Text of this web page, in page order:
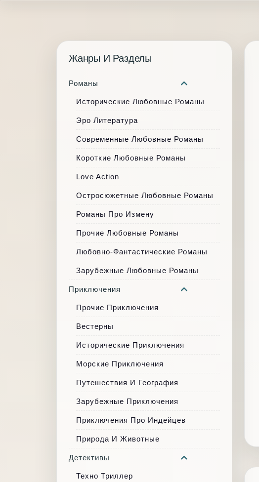
Жанры И Разделы
Романы
Исторические Любовные Романы
Эро Литература
Современные Любовные Романы
Короткие Любовные Романы
Love Action
Остросюжетные Любовные Романы
Романы Про Измену
Прочие Любовные Романы
Любовно-Фантастические Романы
Зарубежные Любовные Романы
Приключения
Прочие Приключения
Вестерны
Исторические Приключения
Морские Приключения
Путешествия И География
Зарубежные Приключения
Приключения Про Индейцев
Природа И Животные
Детективы
Техно Триллер